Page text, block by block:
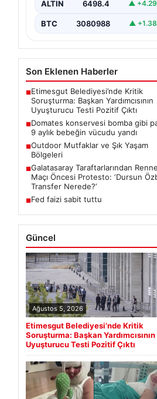
ALTIN 6498.4 ▲
BTC 3080988 ▲
Son Eklenen Haberler
■Etimesgut Belediyesi’nde Kritik
Soruşturma: Başkan Yardımcısının
Uyuşturucu Testi Pozitif Çıktı
■Domates konservesi bomba gibi
9 aylık bebeğin vücudu yandı
■Outdoor Mutfaklar ve Şık Yaşam
Bölgeleri
■Galatasaray Taraftarlarından
Maçı Öncesi Protesto: ‘Dursun
Transfer Nerede?’
■Fed faizi sabit tuttu
Güncel
Ağustos 5, 2026
Etimesgut Belediyesi’nde Kritik
Soruşturma: Başkan Yardımcısının
Uyuşturucu Testi Pozitif Çıktı